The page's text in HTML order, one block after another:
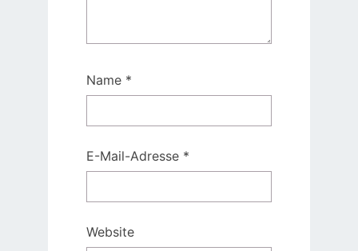
Name *
E-Mail-Adresse *
Website